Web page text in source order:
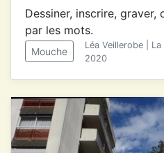
Dessiner, inscrire, graver,
par les mots.
Mouche
Léa Veillerobe |
2020